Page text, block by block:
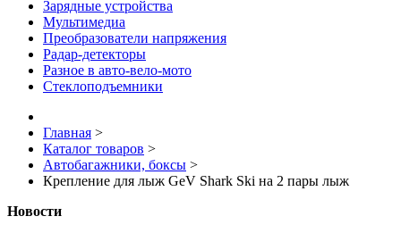
Зарядные устройства
Мультимедиа
Преобразователи напряжения
Радар-детекторы
Разное в авто-вело-мото
Стеклоподъемники
Главная >
Каталог товаров >
Автобагажники, боксы >
Крепление для лыж GeV Shark Ski на 2 пары лыж
Новости